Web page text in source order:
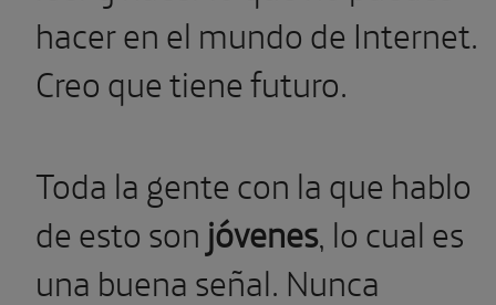
hacer en el mundo de Internet.
Creo que tiene futuro.
Toda la gente con la que hablo
de esto son jóvenes, lo cual es
una buena señal. Nunca